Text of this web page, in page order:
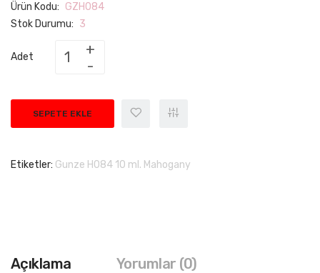
Ürün Kodu: GZH084
Stok Durumu: 3
Adet
SEPETE EKLE
Etiketler: Gunze H084 10 ml. Mahogany
Açıklama Yorumlar (0)